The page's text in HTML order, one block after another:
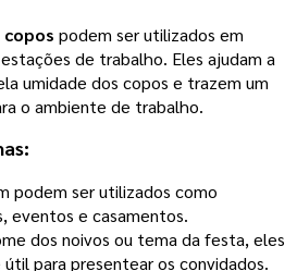
podem ser utilizados em
de trabalho. Eles ajudam a
umidade dos copos e trazem um
o ambiente de trabalho.
podem ser utilizados como
eventos e casamentos.
dos noivos ou tema da festa, eles
para presentear os convidados.